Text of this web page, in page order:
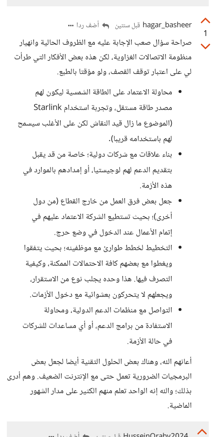
1
hagar_basheer قبل سنتين أضف ردا
صراحة سؤال صعب الإجابة عليه مع الظروف الحالية وانهيار
منظومة الاتصالات الغزاوية، لكن هذه بعض الأفكار التي طرأت
لي على اعتبار توقف القصف، ولو مؤقتا بالطبع.
محاولة الاعتماد على الطاقة الشمسية ليكون لهم
مصدر طاقة مستقل، وتجربة استخدام Starlink
(الموضوع ما زال قيد النقاش لكن على الأغلب سيسمح
لهم باستخدامه قريبا).
بناء علاقات مع شركات دولية؛ خاصة من قد يقبل
بتقديم الدعم لهم لوجيستيا، أو إمدادهم بالموارد في
هذه الأزمة.
جعل بعض فرق العمل من خارج القطاع (من دول
أخرى)؛ بحيث تستطيع الشركة الاعتماد عليهم في
إتمام الأعمال عند الدخول في وضع حرج.
التخطيط لخطط طوارئ مع موظفينه؛ بحيث يتفقوا
ويغطوا مع بعضهم كافة الاحتمالات الممكنة، وكيفية
التصرف فيها. هذا وحده يجلب نوع من الاستقرار،
ويجعلهم لا يتحركون بعشوائية مع دخول الأزمات.
التواصل مع منظمات الدعم الدولية، ومحاولة
الاستفادة من برامج الدعم، أو أي مساعدات للشركات
في حالة الأزمة.
أعانهم الله، وهناك بعض الحلول التقنية أيضا لجعل بعض
البرمجيات الضرورية تعمل حتى مع الإنترنت الضعيف. وهم أدرى
بذلك؛ والله إنه الواحد تعلم منهم الكثير على مدار الشهور
الماضية.